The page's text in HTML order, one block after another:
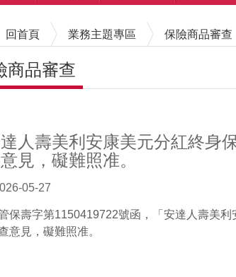
回首頁 業務主題專區 保險商品審查
商品審查
達人壽美利安康美元分紅終身
見，礙難照准。
05-27
保壽字第1150419722號函，「安達人壽美
意見，礙難照准。